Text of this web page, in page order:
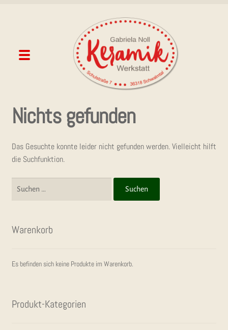
springen
springen
SHOP
DIE TÖP­FE­REI
TÖP­FER­MÄRK­TE
KON­TAKT
Nichts gefunden
Das Gesuchte konnte leider nicht gefunden werden. Vielleicht hilft
die Suchfunktion.
Suchen
Waren­korb
Es befinden sich keine Produkte im Warenkorb.
Pro­dukt-Kate­go­rien